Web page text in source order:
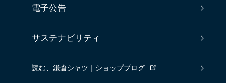
電子公告
サステナビリティ
読む、鎌倉シャツ｜ショップブログ